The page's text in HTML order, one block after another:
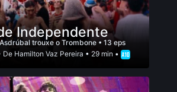
Independente
Asdrúbal trouxe o Trombone • 13 eps
De Hamilton Vaz Pereira • 29 min •